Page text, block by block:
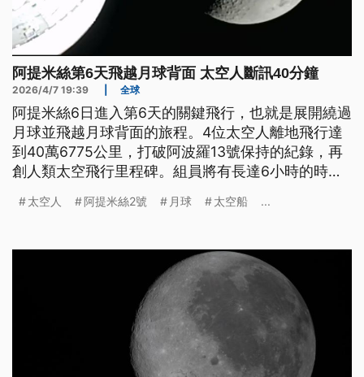
阿提米絲第6天飛越月球背面 太空人斷訊40分鐘
2026/4/7 19:39 全球
阿提米絲6日進入第6天的關鍵飛行，也就是展開繞過
月球並飛越月球背面的旅程。4位太空人離地飛行達
到40萬6775公里，打破阿波羅13號保持的紀錄，再
創人類太空飛行里程碑。組員將有長達6小時的時間
阻擋，而出現40分鐘的斷訊。
太空人 阿提米絲2號 月球 太空船 ...